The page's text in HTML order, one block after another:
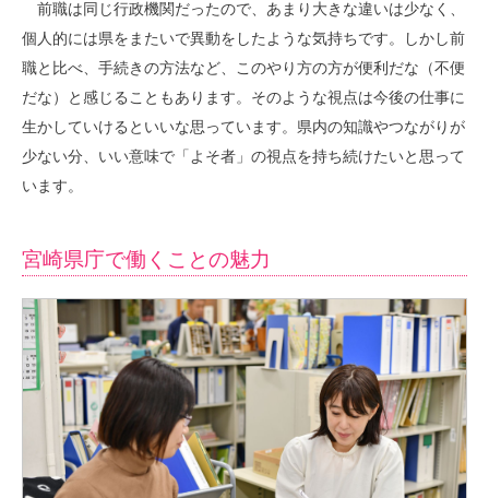
前職は同じ行政機関だったので、あまり大きな違いは少なく、
個人的には県をまたいで異動をしたような気持ちです。しかし前
職と比べ、手続きの方法など、このやり方の方が便利だな（不便
だな）と感じることもあります。そのような視点は今後の仕事に
生かしていけるといいな思っています。県内の知識やつながりが
少ない分、いい意味で「よそ者」の視点を持ち続けたいと思って
います。
宮崎県庁で働くことの魅力